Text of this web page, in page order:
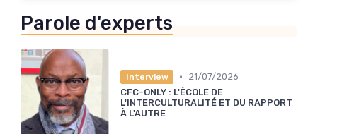
Parole d'experts
Interview •
21/07/2026
CFC-ONLY : L'ÉCOLE DE
L'INTERCULTURALITÉ ET DU RAPPORT
À L'AUTRE